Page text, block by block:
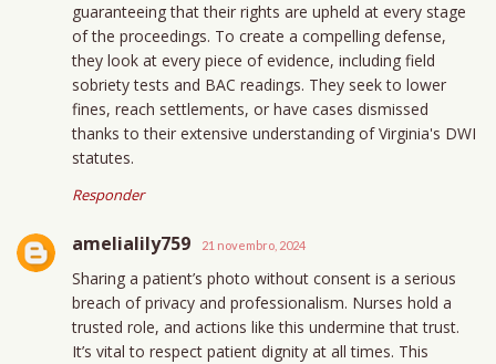
guaranteeing that their rights are upheld at every stage
of the proceedings. To create a compelling defense,
they look at every piece of evidence, including field
sobriety tests and BAC readings. They seek to lower
fines, reach settlements, or have cases dismissed
thanks to their extensive understanding of Virginia's DWI
statutes.
Responder
amelialily759 21 novembro, 2024
Sharing a patient’s photo without consent is a serious
breach of privacy and professionalism. Nurses hold a
trusted role, and actions like this undermine that trust.
It’s vital to respect patient dignity at all times. This